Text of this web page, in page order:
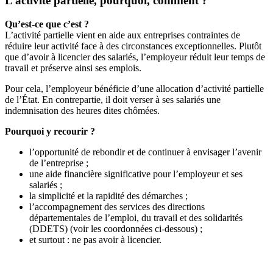
Qu’est-ce que c’est ?
L’activité partielle vient en aide aux entreprises contraintes de
réduire leur activité face à des circonstances exceptionnelles. Plutôt
que d’avoir à licencier des salariés, l’employeur réduit leur temps de
travail et préserve ainsi ses emplois.
Pour cela, l’employeur bénéficie d’une allocation d’activité partielle
de l’État. En contrepartie, il doit verser à ses salariés une
indemnisation des heures dites chômées.
Pourquoi y recourir ?
l’opportunité de rebondir et de continuer à envisager l’avenir
de l’entreprise ;
une aide financière significative pour l’employeur et ses
salariés ;
la simplicité et la rapidité des démarches ;
l’accompagnement des services des directions
départementales de l’emploi, du travail et des solidarités
(DDETS) (voir les coordonnées ci-dessous) ;
et surtout : ne pas avoir à licencier.